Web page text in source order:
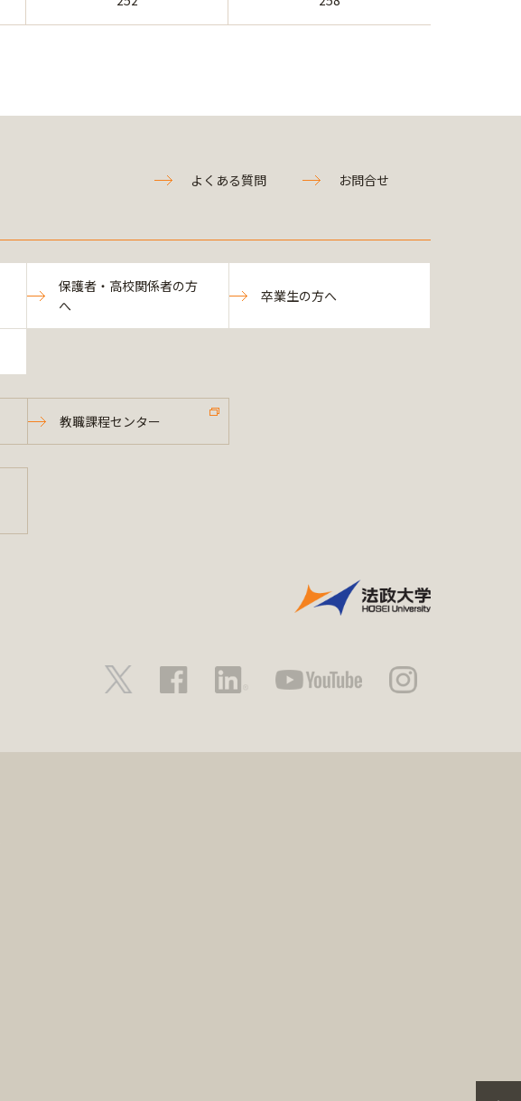
よくある質問 お問合せ
保護者・高校関係者の方
へ
卒業生の方へ
教職課程センター